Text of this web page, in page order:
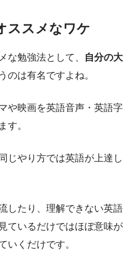
ススメなワケ
な勉強法として、
自分の大
のは有名ですよね。
や映画を英語音声・英語字
す。
じやり方では英語が上達し
したり、理解できない英語
ているだけではほぼ意味が
いくだけです。